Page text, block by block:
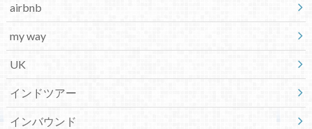
airbnb
my way
UK
インドツアー
インバウンド